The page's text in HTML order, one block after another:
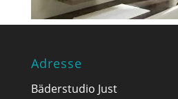
Adresse
Bäderstudio Just